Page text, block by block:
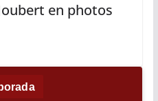
en photos